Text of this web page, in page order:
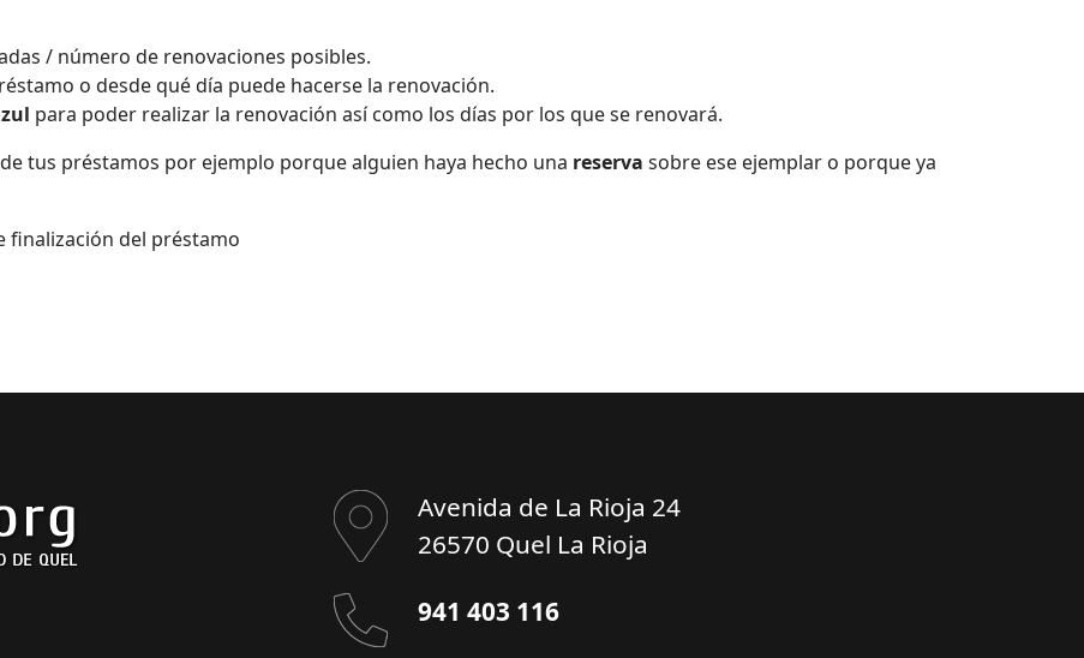
/ número de renovaciones posibles.
o desde qué día puede hacerse la renovación.
para poder realizar la renovación así como los días por los que se renovará.
tus préstamos por ejemplo porque alguien haya hecho una reserva sobre ese ejemplar o porque ya
finalización del préstamo
Avenida de La Rioja 24
26570 Quel La Rioja
941 403 116